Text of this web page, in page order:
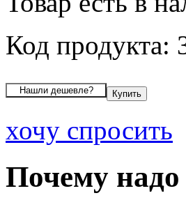
Код продукта:
хочу спросить
Почему надо